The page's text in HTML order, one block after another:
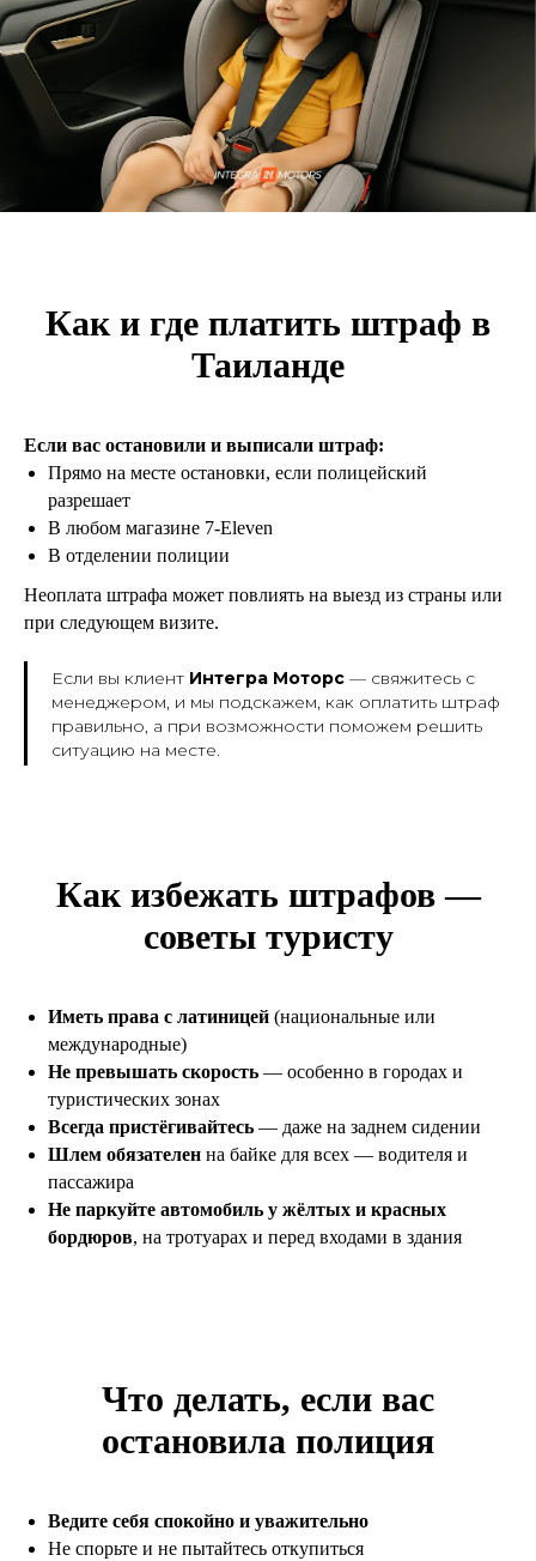
Как и где платить штраф в
Таиланде
Если вас остановили и выписали штраф:
Прямо на месте остановки, если полицейский
разрешает
В любом магазине 7-Eleven
В отделении полиции
Неоплата штрафа может повлиять на выезд из страны или
при следующем визите.
Если вы клиент Интегра Моторс — свяжитесь с
менеджером, и мы подскажем, как оплатить штраф
правильно, а при возможности поможем решить
ситуацию на месте.
Как избежать штрафов —
советы туристу
Иметь права с латиницей (национальные или
международные)
Не превышать скорость — особенно в городах и
туристических зонах
Всегда пристёгивайтесь — даже на заднем сидении
Шлем обязателен на байке для всех — водителя и
пассажира
Не паркуйте автомобиль у жёлтых и красных
бордюров, на тротуарах и перед входами в здания
Что делать, если вас
остановила полиция
Ведите себя спокойно и уважительно
Не спорьте и не пытайтесь откупиться